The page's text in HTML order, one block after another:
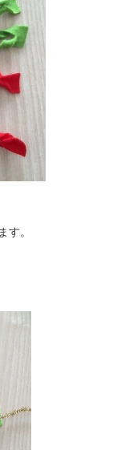
す。